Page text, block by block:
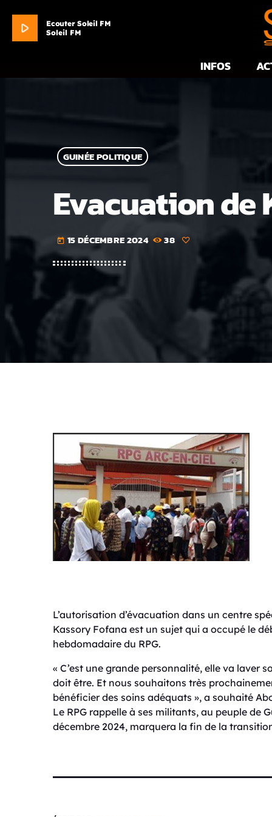
play_arrow
Ecouter Soleil FM
Soleil FM
INFOS
GUINÉE POLITIQUE
Evacuation de
today 15 DÉCEMBRE 2024 38
L’autorisation d’évacuation dans un centre
Kassory Fofana est un sujet qui a occupé le
hebdomadaire du RPG.
« C’est une grande personnalité, elle va laver
doit être. Et nous souhaitons très
bénéficier des soins adéquats », a souhaité
Le RPG rappelle à ses militants, au peuple de
décembre 2024, marquera la fin de la